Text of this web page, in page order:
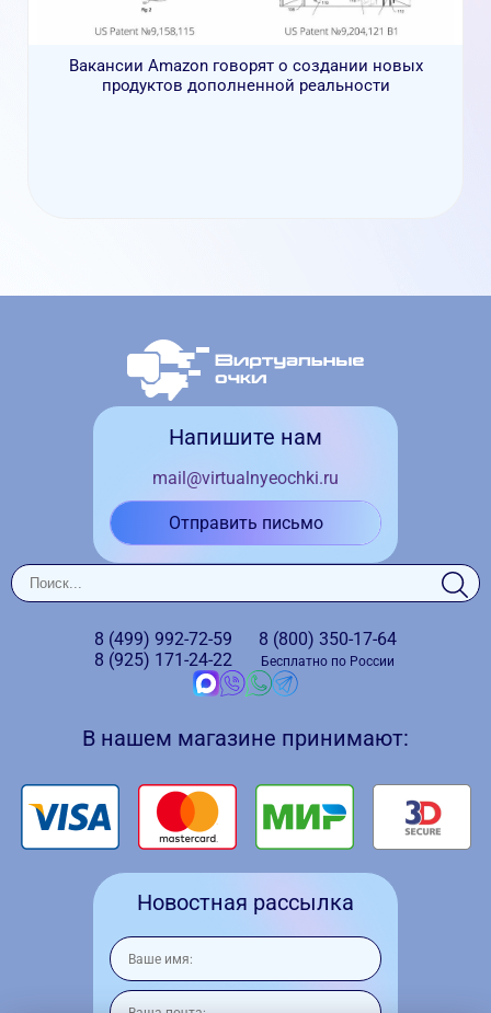
Вакансии Amazon говорят о создании новых
продуктов дополненной реальности
Напишите нам
mail@virtualnyeochki.ru
Отправить письмо
8 (499) 992-72-59
8 (925) 171-24-22
8 (800) 350-17-64
Бесплатно по России
В нашем магазине принимают:
Новостная рассылка